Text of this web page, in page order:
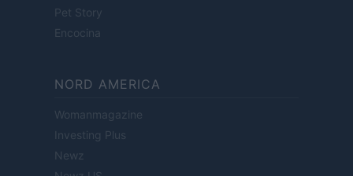
Pet Story
Encocina
NORD AMERICA
Womanmagazine
Investing Plus
Newz